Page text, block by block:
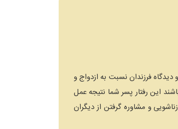
فرزندان نسبت به ازدواج و
این رفتار پسر شما نتیجه عمل
و مشاوره گرفتن از دیگران